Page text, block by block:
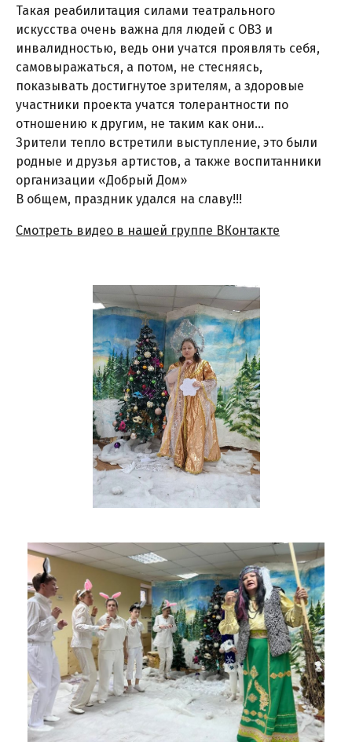
Такая реабилитация силами театрального
искусства очень важна для людей с ОВЗ и
инвалидностью, ведь они учатся проявлять себя,
самовыражаться, а потом, не стесняясь,
показывать достигнутое зрителям, а здоровые
участники проекта учатся толерантности по
отношению к другим, не таким как они…
Зрители тепло встретили выступление, это были
родные и друзья артистов, а также воспитанники
организации «Добрый Дом»
В общем, праздник удался на славу!!!
Смотреть видео в нашей группе ВКонтакте